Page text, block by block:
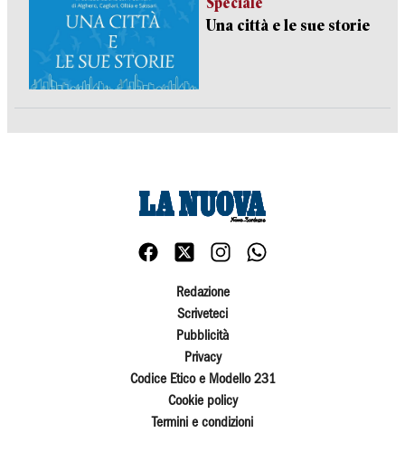
Una città e le sue storie
Redazione
Scriveteci
Pubblicità
Privacy
Codice Etico e Modello 231
Cookie policy
Termini e condizioni